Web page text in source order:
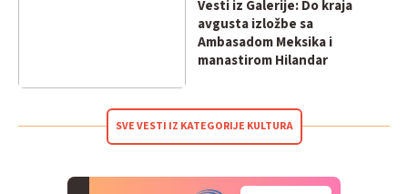
Vesti iz Galerije: Do kraja
avgusta izložbe sa
Ambasadom Meksika i
manastirom Hilandar
SVE VESTI IZ KATEGORIJE KULTURA